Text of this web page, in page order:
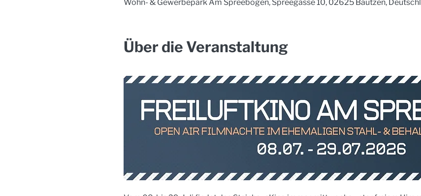
Wohn- & Gewerbepark Am Spreebogen, Spreegasse 10, 02625 Bautzen,
Über die Veranstaltung